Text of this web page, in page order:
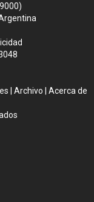
Archivo
Acerca de